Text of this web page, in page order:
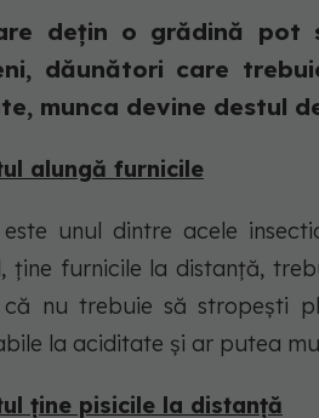
dețin o grădină pot
dăunători care
munca devine destul
alungă furnicile
unul dintre acele
ține furnicile la distanță,
nu trebuie să stropești
la aciditate și ar putea
ține pisicile la distanță